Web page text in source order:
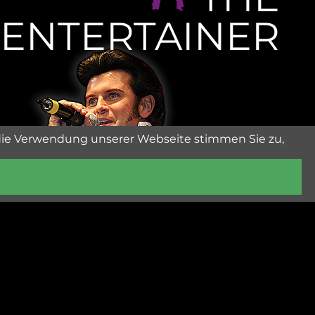
ENTERTAINER
Verwendung unserer Webseite stimmen Sie zu,